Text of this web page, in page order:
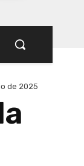
de 2025